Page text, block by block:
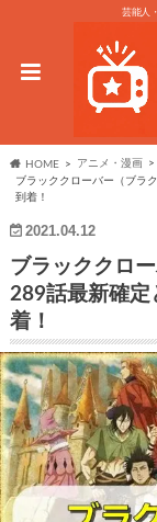
芸能人
HOME
アニメ・漫画
ブラッククローバー（ブラ
到着！
2021.04.12
ブラッククロ
289話最新確定
着！